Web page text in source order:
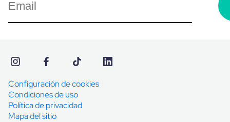
Configuración de cookies
Condiciones de uso
Política de privacidad
Mapa del sitio